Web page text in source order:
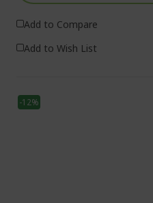
Add to Compare
Add to Wish List
-12%